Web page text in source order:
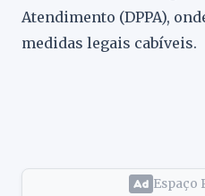
Atendimento (DPPA),
medidas legais cabíveis.
Espaço